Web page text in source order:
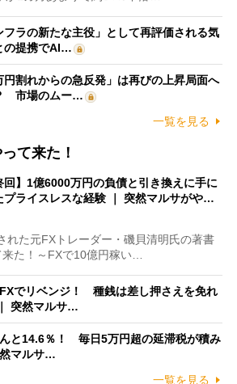
ラの新たな主役」として再評価される気
の提携でAI…
円割れからの急反発」は再びの上昇局面へ
市場のムー…
一覧を見る
て来た！
回】1億6000万円の負債と引き換えに手に
プライスレスな経験 ｜ 突然マルサがや…
た元FXトレーダー・磯貝清明氏の著書
来た！～FXで10億円稼い…
FXでリベンジ！ 種銭は差し押さえを免れ
突然マルサ…
んと14.6％！ 毎日5万円超の延滞税が積み
マルサ…
一覧を見る